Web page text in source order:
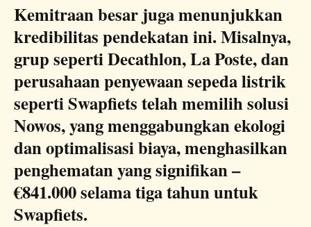
Kemitraan besar juga menunjukkan
kredibilitas pendekatan ini. Misalnya,
grup seperti Decathlon, La Poste, dan
perusahaan penyewaan sepeda listrik
seperti Swapfiets telah memilih solusi
Nowos, yang menggabungkan ekologi
dan optimalisasi biaya, menghasilkan
penghematan yang signifikan –
€841.000 selama tiga tahun untuk
Swapfiets.